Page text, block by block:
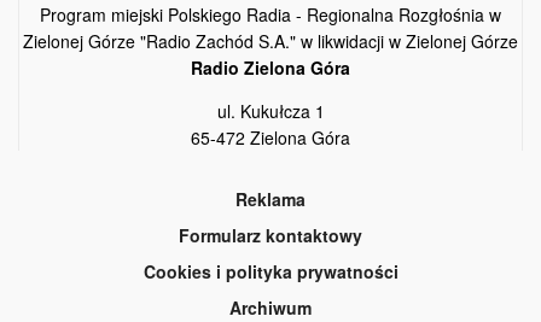
Program miejski Polskiego Radia - Regionalna Rozgłośnia w
Zielonej Górze "Radio Zachód S.A." w likwidacji w Zielonej Górze
Radio Zielona Góra
ul. Kukułcza 1
65-472 Zielona Góra
Reklama
Formularz kontaktowy
Cookies i polityka prywatności
Archiwum